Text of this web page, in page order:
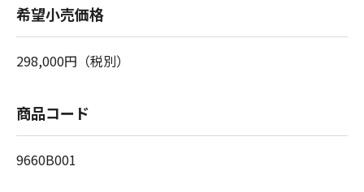
希望小売価格
298,000円（税別）
商品コード
9660B001